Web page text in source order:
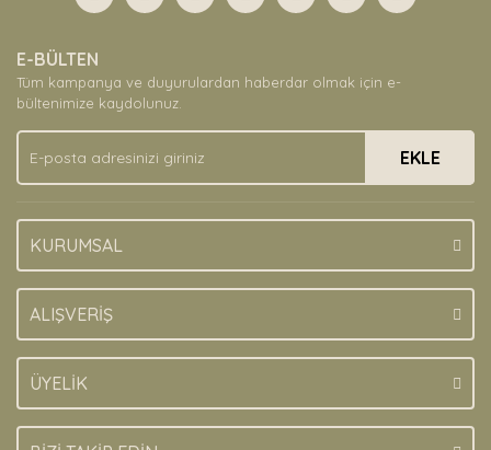
E-BÜLTEN
Tüm kampanya ve duyurulardan haberdar olmak için e-
bültenimize kaydolunuz.
EKLE
KURUMSAL
ALIŞVERİŞ
ÜYELİK